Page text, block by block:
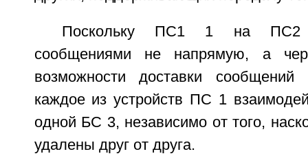
Поскольку ПС1 1 на ПС2
сообщениями не напрямую, а
возможности доставки сообщений
каждое из устройств ПС 1
одной БС 3, независимо от того,
удалены друг от друга.